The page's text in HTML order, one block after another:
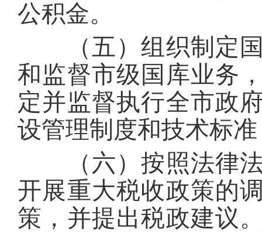
公积金。
（五）组织制定国
和监督市级国库业务
定并监督执行全市政
设管理制度和技术标
（六）按照法律法
开展重大税收政策的
策，并提出税政建议